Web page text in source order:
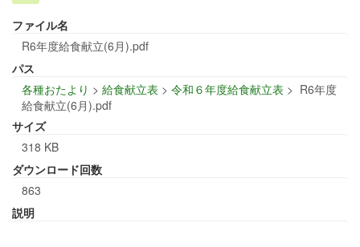
ファイル名
R6年度給食献立(6月).pdf
パス
各種おたより > 給食献立表 > 令和６年度給食献立表 > R6年度
給食献立(6月).pdf
サイズ
318 KB
ダウンロード回数
863
説明